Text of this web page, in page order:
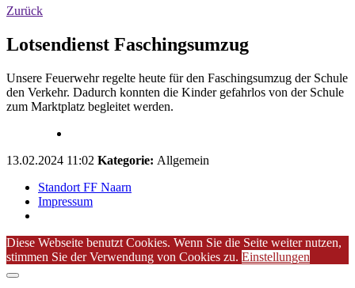
Zurück
Lotsendienst Faschingsumzug
Unsere Feuerwehr regelte heute für den Faschingsumzug der Schule
den Verkehr. Dadurch konnten die Kinder gefahrlos von der Schule
zum Marktplatz begleitet werden.
13.02.2024 11:02 Kategorie: Allgemein
Standort FF Naarn
Impressum
Diese Webseite benutzt Cookies. Wenn Sie die Seite weiter nutzen,
stimmen Sie der Verwendung von Cookies zu. Einstellungen